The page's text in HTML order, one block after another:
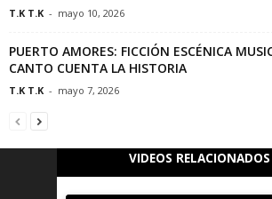
T.K T.K - mayo 10, 2026
PUERTO AMORES: FICCIÓN ESCÉNICA
CANTO CUENTA LA HISTORIA
T.K T.K - mayo 7, 2026
VIDEOS RELACIONADOS